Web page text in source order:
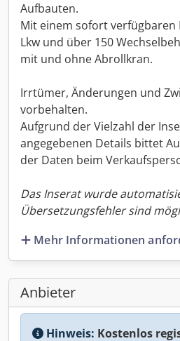
Aufbauten.
Mit einem sofort verfügbaren
Lkw und über 150
mit und ohne Abrollkran.
Irrtümer, Änderungen und
vorbehalten.
Aufgrund der Vielzahl der
angegebenen Details bittet
der Daten beim
Das Inserat wurde
Übersetzungsfehler sind
Mehr Informationen
Anbieter
Hinweis: Kostenlos